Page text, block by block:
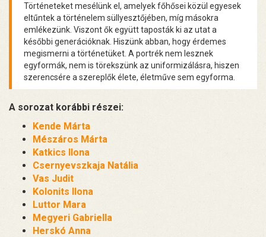
Történeteket mesélünk el, amelyek főhősei közül egyesek
eltűntek a történelem süllyesztőjében, míg másokra
emlékezünk. Viszont ők együtt taposták ki az utat a
későbbi generációknak. Hiszünk abban, hogy érdemes
megismerni a történetüket. A portrék nem lesznek
egyformák, nem is törekszünk az uniformizálásra, hiszen
szerencsére a szereplők élete, életműve sem egyforma.
A sorozat korábbi részei:
Kende Márta
Mészáros Márta
Katkics Ilona
Csernyevszkaja Natália
Vas Judit
Kolonits Ilona
Luttor Mara
Megyeri Gabriella
Herskó Anna